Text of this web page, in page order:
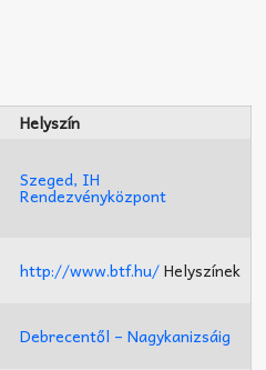
Helyszín
Szeged, IH
Rendezvényközpont
http://www.btf.hu/Helyszínek
Debrecentől – Nagykanizsáig